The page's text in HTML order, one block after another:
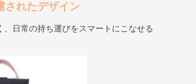
されたデザイン
、日常の持ち運びをスマートにこなせる